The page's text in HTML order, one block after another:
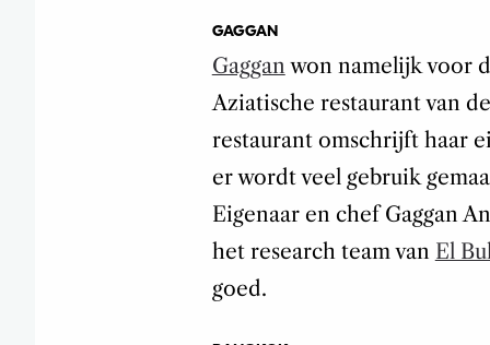
GAGGAN
Gaggan won namelijk voor
Aziatische restaurant van
restaurant omschrijft haar
er wordt veel gebruik
Eigenaar en chef Gaggan
het research team van El
goed.